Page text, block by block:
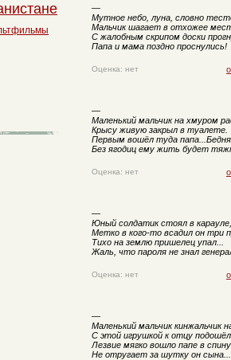
—
Мутное небо, луна, словно
Мальчик шагает в отхожее
С жалобным скрипом доски
Папа и мама поздно проснулись!
Оценка: нет
—
Маленький мальчик на хмуром
Крысу живую закрыл в туалете.
Первым вошёл туда
Без ягодиц ему жить будет
Оценка: нет
—
Юный солдатик стоял в карауле,
Метко в кого-то всадил он три
Тихо на землю пришелец упал...
Жаль, что пароля не знал
Оценка: нет
—
Маленький мальчик кинжальчик
С этой игрушкой к отцу
Лезвие мягко вошло папе в
Не отругает за шутку он сына...